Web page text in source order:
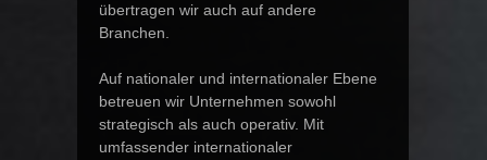
übertragen wir auch auf andere
Branchen.
Auf nationaler und internationaler Ebene
betreuen wir Unternehmen sowohl
strategisch als auch operativ. Mit
umfassender internationaler